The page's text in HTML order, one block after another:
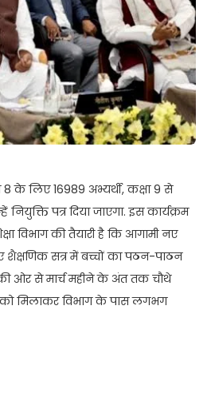
8 के लिए 16989 अभ्यर्थी, कक्षा 9 से
पत्र दिया जाएगा. इस कार्यक्रम
विभाग की तैयारी है कि आगामी नए
शैक्षणिक सत्र में बच्चों का पठन-पाठन
ओर से मार्च महीने के अंत तक चौथे
को मिलाकर विभाग के पास लगभग